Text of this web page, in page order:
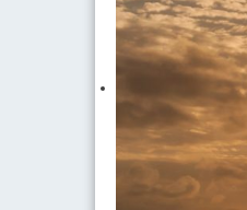
La